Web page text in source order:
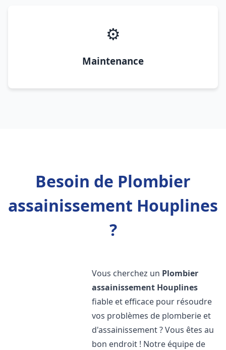
⚙️
Maintenance
Besoin de Plombier
assainissement Houplines
?
Vous cherchez un Plombier
assainissement Houplines
fiable et efficace pour résoudre
vos problèmes de plomberie et
d'assainissement ? Vous êtes au
bon endroit ! Notre équipe de